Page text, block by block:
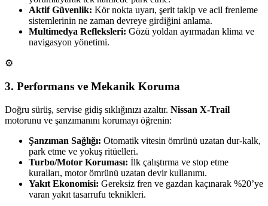
Aktif Güvenlik: Kör nokta uyarı, şerit takip ve acil frenleme
sistemlerinin ne zaman devreye girdiğini anlama.
Multimedya Refleksleri: Gözü yoldan ayırmadan klima ve
navigasyon yönetimi.
⚙️
3. Performans ve Mekanik Koruma
Doğru sürüş, servise gidiş sıklığınızı azaltır. Nissan X-Trail
motorunu ve şanzımanını korumayı öğrenin:
Şanzıman Sağlığı: Otomatik vitesin ömrünü uzatan dur-kalk,
park etme ve yokuş ritüelleri.
Turbo/Motor Koruması: İlk çalıştırma ve stop etme
kuralları, motor ömrünü uzatan devir kullanımı.
Yakıt Ekonomisi: Gereksiz fren ve gazdan kaçınarak %20’ye
varan yakıt tasarrufu teknikleri.